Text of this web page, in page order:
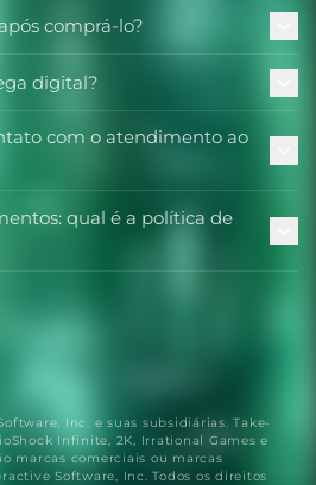
comprá-lo?
digital?
com o atendimento ao
qual é a política de
Inc. e suas subsidiárias. Take-
Infinite, 2K, Irrational Games e
marcas comerciais ou marcas
Software, Inc. Todos os direitos